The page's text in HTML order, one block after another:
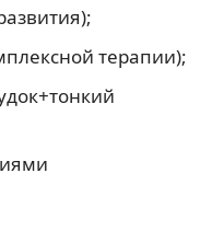
терапии);